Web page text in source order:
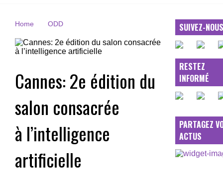
Home ODD
Cannes: 2e édition du
salon consacrée
à l’intelligence
artificielle
SUIVEZ-
RESTEZ
INFORMÉ
PARTAGEZ
ACTUS